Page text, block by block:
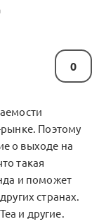
0
Поэтому
о выходе на
такая
и поможет
странах.
и другие.